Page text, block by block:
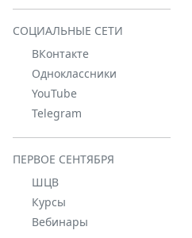
СОЦИАЛЬНЫЕ СЕТИ
ВКонтакте
Одноклассники
YouTube
Telegram
ПЕРВОЕ СЕНТЯБРЯ
ШЦВ
Курсы
Вебинары